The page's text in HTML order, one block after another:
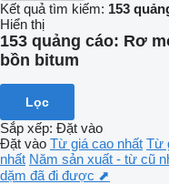
Kết quả tìm kiếm: 153
Hiển thị
153 quảng cáo: Rơ
bồn bitum
Lọc
Sắp xếp: Đặt vào
Đặt vào Từ giá cao nhất Từ
nhất Năm sản xuất - từ cũ
dặm đã đi được ⬈